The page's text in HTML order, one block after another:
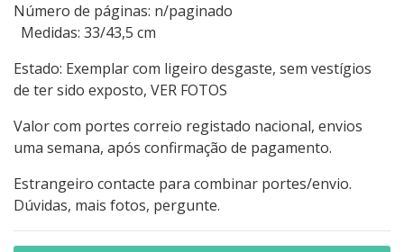
Número de páginas: n/paginado
Medidas: 33/43,5 cm
Estado: Exemplar com ligeiro desgaste, sem vestígios
de ter sido exposto, VER FOTOS
Valor com portes correio registado nacional, envios
uma semana, após confirmação de pagamento.
Estrangeiro contacte para combinar portes/envio.
Dúvidas, mais fotos, pergunte.